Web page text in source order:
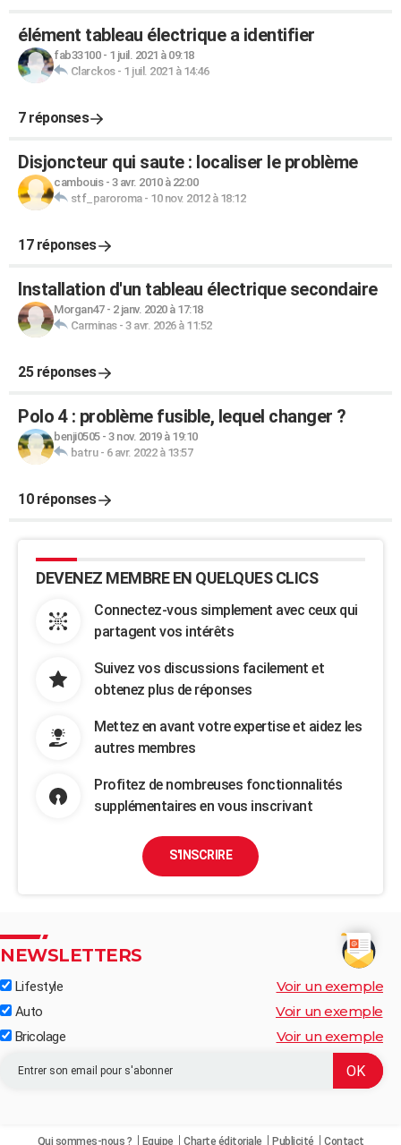
élément tableau électrique a identifier
fab33100- 1 juil. 2021 à 09:18
Clarckos- 1 juil. 2021 à 14:46
7 réponses
Disjoncteur qui saute : localiser le problème
cambouis- 3 avr. 2010 à 22:00
stf_paroroma- 10 nov. 2012 à 18:12
17 réponses
Installation d'un tableau électrique secondaire
Morgan47- 2 janv. 2020 à 17:18
Carminas- 3 avr. 2026 à 11:52
25 réponses
Polo 4 : problème fusible, lequel changer ?
benji0505- 3 nov. 2019 à 19:10
batru- 6 avr. 2022 à 13:57
10 réponses
DEVENEZ MEMBRE EN QUELQUES CLICS
Connectez-vous simplement avec ceux qui
partagent vos intérêts
Suivez vos discussions facilement et
obtenez plus de réponses
Mettez en avant votre expertise et aidez les
autres membres
Profitez de nombreuses fonctionnalités
supplémentaires en vous inscrivant
S'INSCRIRE
NEWSLETTERS
Lifestyle Voir un exemple
Auto Voir un exemple
Bricolage Voir un exemple
Qui sommes-nous ? Equipe Charte éditoriale Publicité Contact